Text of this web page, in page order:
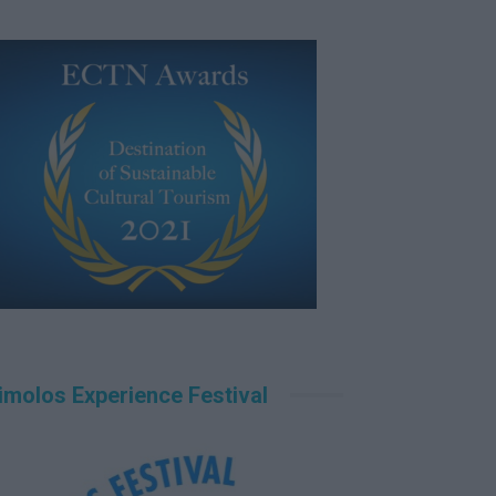
Experience Festival